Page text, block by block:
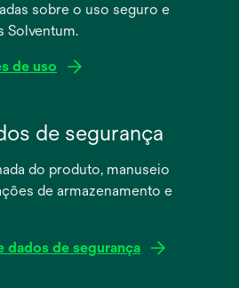
sobre o uso seguro e
Solventum.
de uso
de segurança
do produto, manuseio
de armazenamento e
dados de segurança